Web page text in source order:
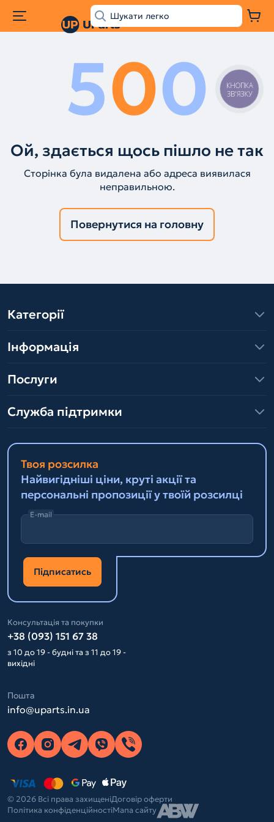
500
Ой, здається щось пішло не так
Сторінка була видалена або адреса виявилася
неправильною.
Повернутися на головну
Категорії
Інформація
Послуги
Служба підтримки
Твоя розсилка
Найвигідніші ціни, круті акції та
персональні пропозиції у твоїй розсилці
E-mail
Підписатись
Консультація та покупки
+38 (093) 151 67 38
з 10 до 19 - будні та з 11 до 19 -
вихідні
Пошта
info@uparts.in.ua
© 2026 Всі права захищеніДоговір оферти
Політика конфіденційностіМапа сайту
КНОПКА
ЗВ'ЯЗКУ